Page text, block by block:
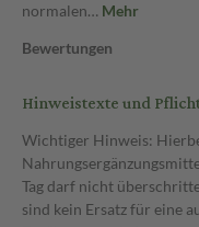
normalen… Mehr
Bewertungen
Hinweistexte und
Wichtiger Hinweis:
Tag darf nicht
sind kein Ersatz für eine